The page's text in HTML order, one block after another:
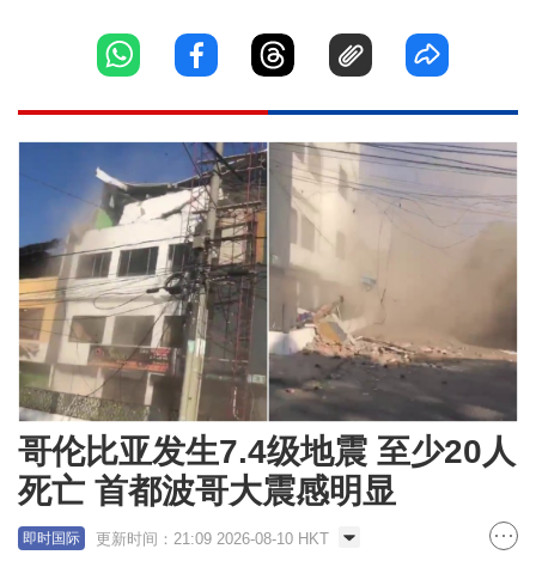
哥伦比亚发生7.4级地震 至少20人
死亡 首都波哥大震感明显
即时国际 更新时间：21:09 2026-08-10 HKT